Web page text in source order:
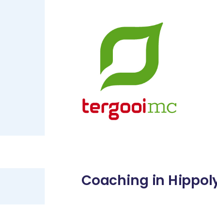
Coaching in